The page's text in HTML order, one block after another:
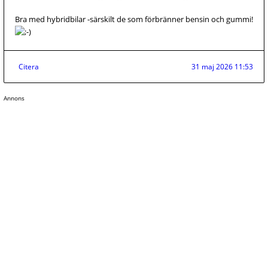
Bra med hybridbilar -särskilt de som förbränner bensin och gummi!
Citera 31 maj 2026 11:53
Annons